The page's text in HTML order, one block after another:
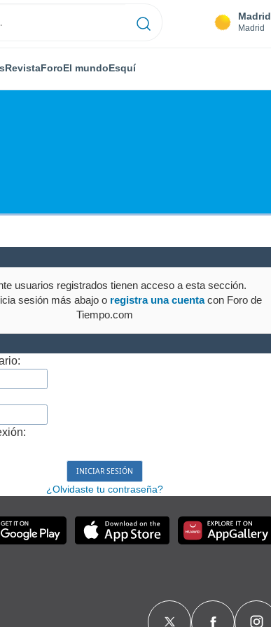
Madrid
Madrid
RevistaForoEl mundoEsquí
usuarios registrados tienen acceso a esta sección.
sesión más abajo o registra una cuentacon Foro de
Tiempo.com
¿Olvidaste tu contraseña?